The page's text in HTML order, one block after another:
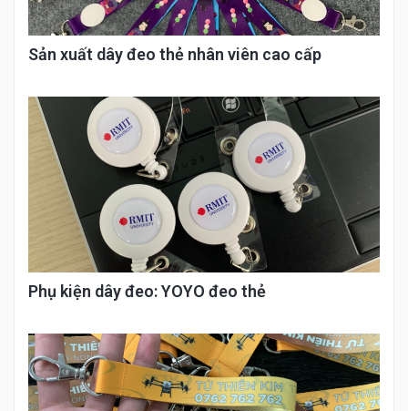
Sản xuất dây đeo thẻ nhân viên cao cấp
Phụ kiện dây đeo: YOYO đeo thẻ